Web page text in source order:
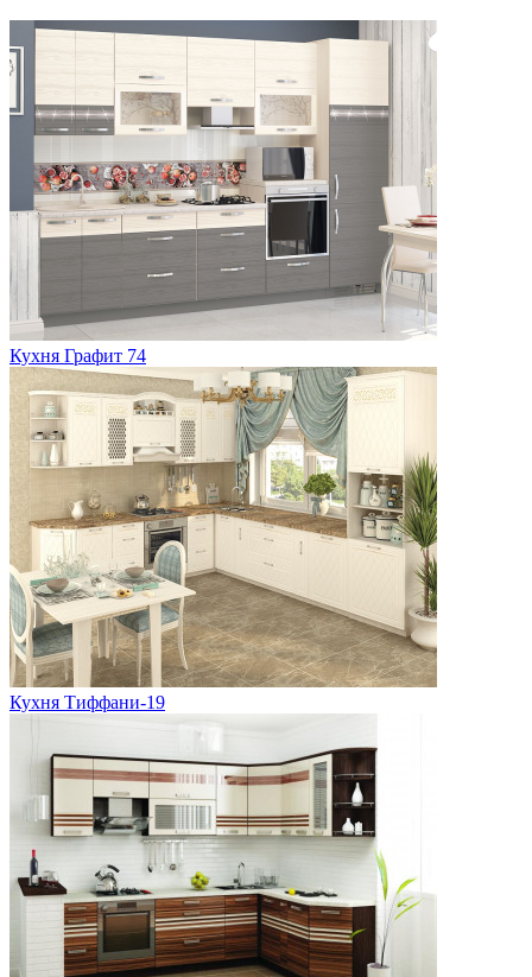
Кухня Графит 74
Кухня Тиффани-19